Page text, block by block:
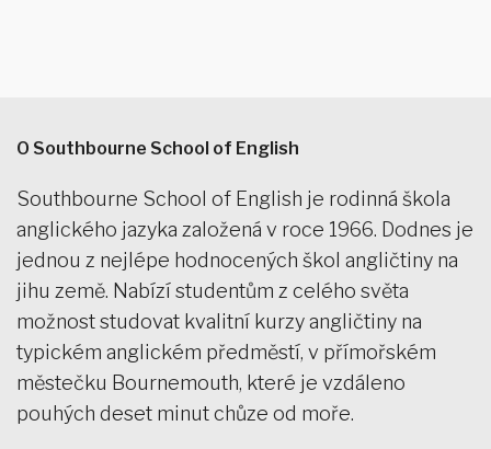
O Southbourne School of English
Southbourne School of English je rodinná škola
anglického jazyka založená v roce 1966. Dodnes je
jednou z nejlépe hodnocených škol angličtiny na
jihu země. Nabízí studentům z celého světa
možnost studovat kvalitní kurzy angličtiny na
typickém anglickém předměstí, v přímořském
městečku Bournemouth, které je vzdáleno
pouhých deset minut chůze od moře.